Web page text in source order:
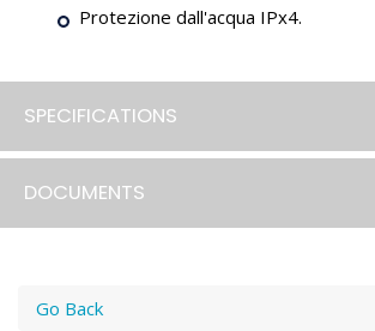
Protezione dall'acqua IPx4.
SPECIFICATIONS
DOCUMENTS
Go Back